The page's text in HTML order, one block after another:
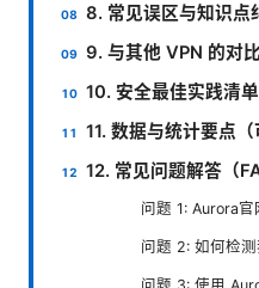
8. 常见误区与知识点
9. 与其他 VPN 的对
10. 安全最佳实践清单
11. 数据与统计要点（
12. 常见问题解答（
问题 1: Aurora官
问题 2: 如何检测